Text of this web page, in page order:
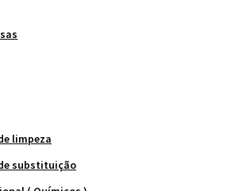
limpeza
substituição